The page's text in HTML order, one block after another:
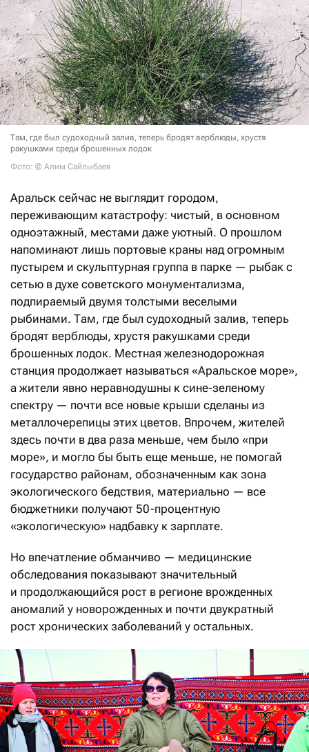
Там, где был судоходный залив, теперь бродят верблюды, хрустя
ракушками среди брошенных лодок
Фото: © Алим Сайлыбаев
Аральск сейчас не выглядит городом,
переживающим катастрофу: чистый, в основном
одноэтажный, местами даже уютный. О прошлом
напоминают лишь портовые краны над огромным
пустырем и скульптурная группа в парке — рыбак с
сетью в духе советского монументализма,
подпираемый двумя толстыми веселыми
рыбинами. Там, где был судоходный залив, теперь
бродят верблюды, хрустя ракушками среди
брошенных лодок. Местная железнодорожная
станция продолжает называться «Аральское море»,
а жители явно неравнодушны к сине-зеленому
спектру — почти все новые крыши сделаны из
металлочерепицы этих цветов. Впрочем, жителей
здесь почти в два раза меньше, чем было «при
море», и могло бы быть еще меньше, не помогай
государство районам, обозначенным как зона
экологического бедствия, материально — все
бюджетники получают 50 -процентную
«экологическую» надбавку к зарплате.
Но впечатление обманчиво — медицинские
обследования показывают значительный
и продолжающийся рост в регионе врожденных
аномалий у новорожденных и почти двукратный
рост хронических заболеваний у остальных.